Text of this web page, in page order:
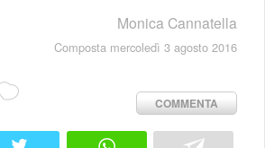
Monica Cannatella
Composta mercoledì 3 agosto 2016
COMMENTA